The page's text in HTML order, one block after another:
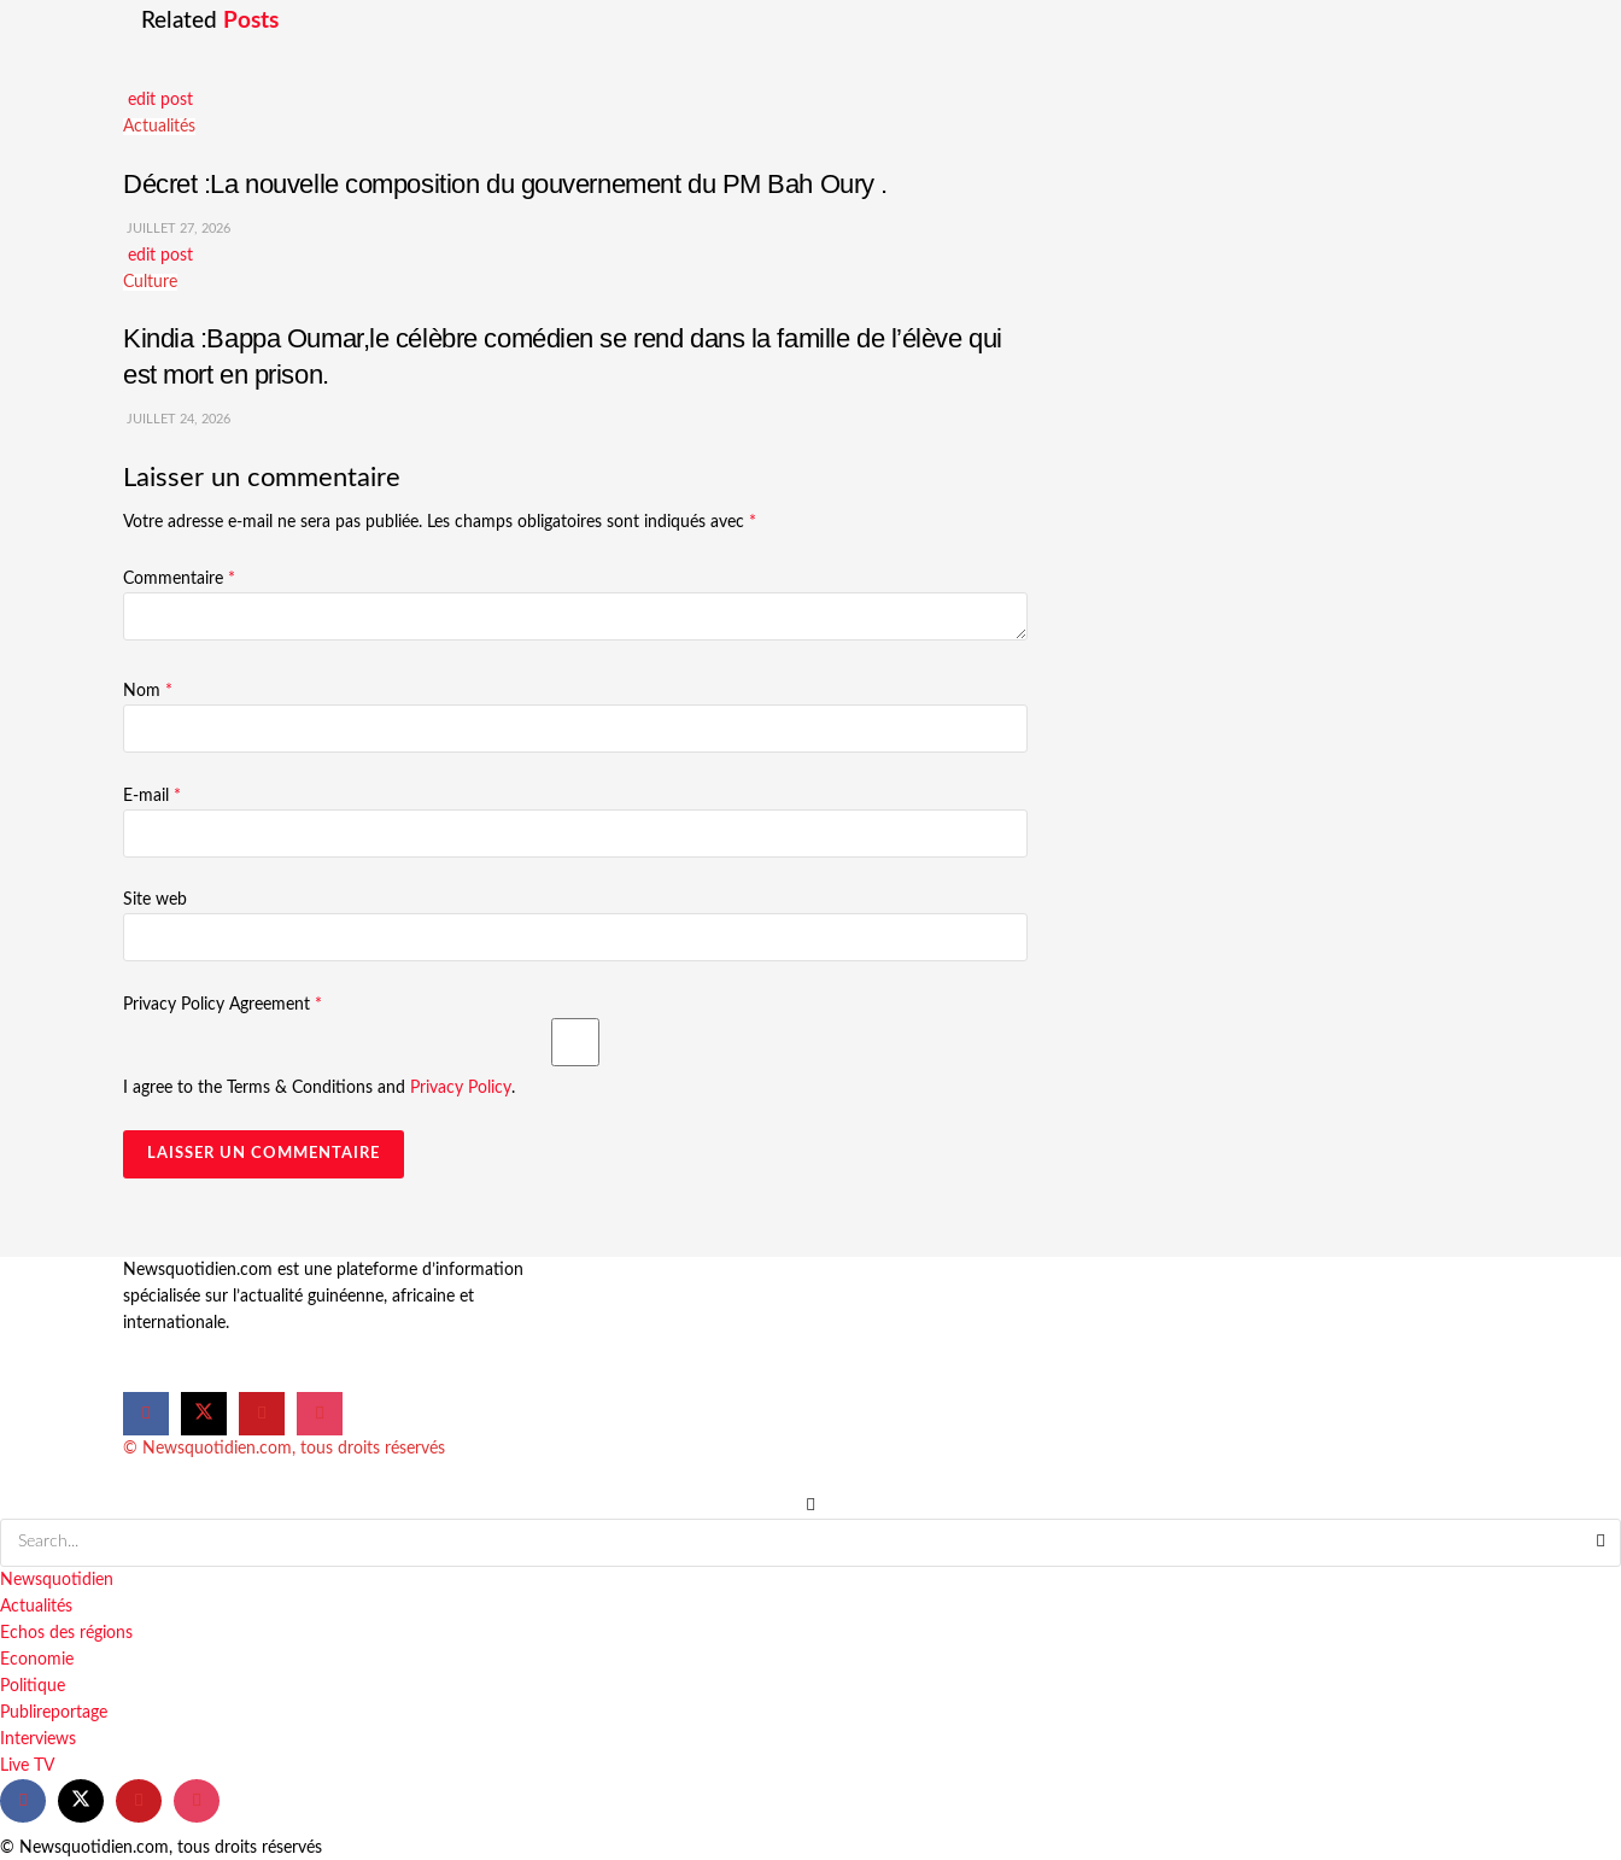
Related Posts
edit post
Actualités
Décret :La nouvelle composition du gouvernement du PM Bah Oury .
JUILLET 27, 2026
edit post
Culture
Kindia :Bappa Oumar,le célèbre comédien se rend dans la famille de l’élève qui
est mort en prison.
JUILLET 24, 2026
Laisser un commentaire
Votre adresse e-mail ne sera pas publiée. Les champs obligatoires sont indiqués avec *
Commentaire *
Nom *
E-mail *
Site web
Privacy Policy Agreement *
I agree to the Terms & Conditions and Privacy Policy.
Newsquotidien.com est une plateforme d’information
spécialisée sur l’actualité guinéenne, africaine et
internationale.
© Newsquotidien.com, tous droits réservés
Newsquotidien
Actualités
Echos des régions
Economie
Politique
Publireportage
Interviews
Live TV
© Newsquotidien.com, tous droits réservés